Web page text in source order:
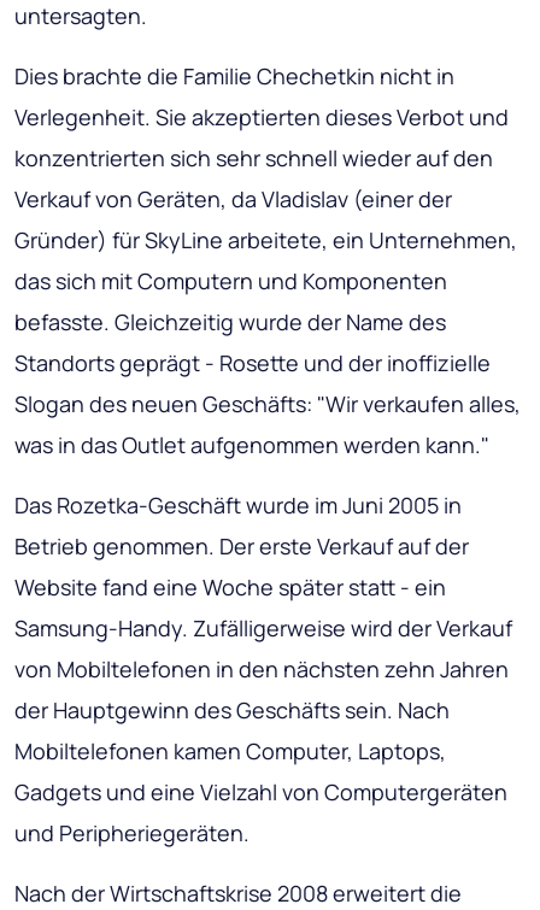
untersagten.
Dies brachte die Familie Chechetkin nicht in
Verlegenheit. Sie akzeptierten dieses Verbot und
konzentrierten sich sehr schnell wieder auf den
Verkauf von Geräten, da Vladislav (einer der
Gründer) für SkyLine arbeitete, ein Unternehmen,
das sich mit Computern und Komponenten
befasste. Gleichzeitig wurde der Name des
Standorts geprägt - Rosette und der inoffizielle
Slogan des neuen Geschäfts: "Wir verkaufen alles,
was in das Outlet aufgenommen werden kann."
Das Rozetka-Geschäft wurde im Juni 2005 in
Betrieb genommen. Der erste Verkauf auf der
Website fand eine Woche später statt - ein
Samsung-Handy. Zufälligerweise wird der Verkauf
von Mobiltelefonen in den nächsten zehn Jahren
der Hauptgewinn des Geschäfts sein. Nach
Mobiltelefonen kamen Computer, Laptops,
Gadgets und eine Vielzahl von Computergeräten
und Peripheriegeräten.
Nach der Wirtschaftskrise 2008 erweitert die